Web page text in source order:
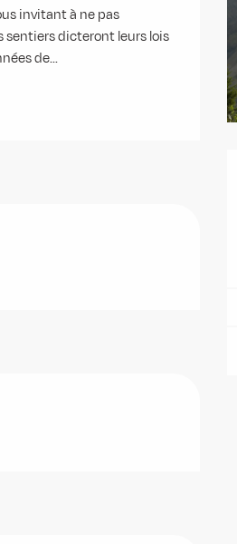
invitant à ne pas
sentiers dicteront leurs lois
de...